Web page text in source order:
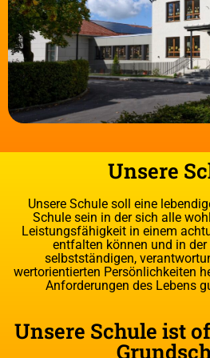
Unsere
Unsere Schule soll eine
Schule sein in der sich alle
Leistungsfähigkeit in einem
entfalten können und in
selbstständigen,
wertorientierten Persönlichkeiten
Anforderungen des Lebens
Unsere Schule ist